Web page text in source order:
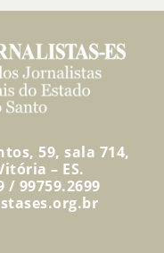
59, sala 714,
– ES.
/ 99759.2699